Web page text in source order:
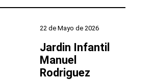
Totoral
22 de Mayo de 2026
Jardin Infantil
Manuel
Rodriguez